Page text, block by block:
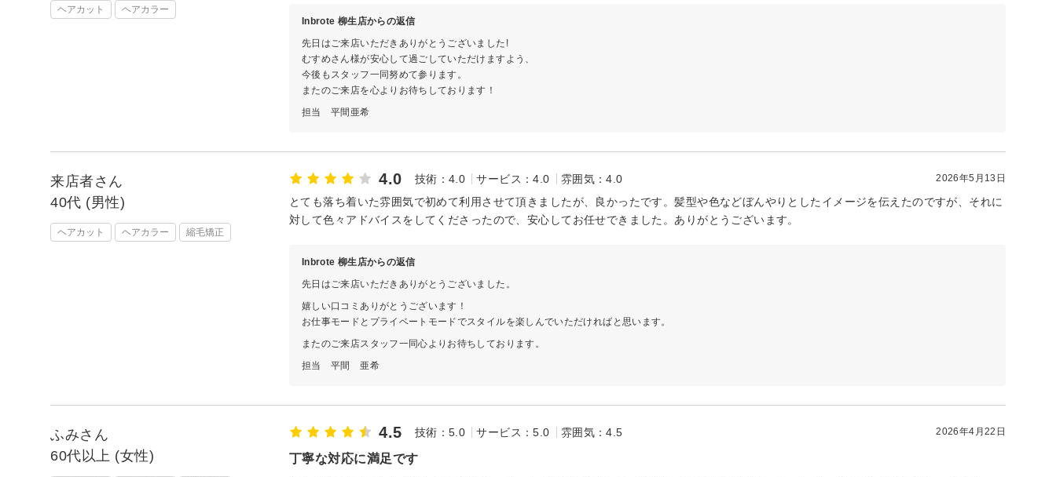
ヘアカット ヘアカラー
Inbrote 柳生店からの返信
先日はご来店いただきありがとうございました!
むすめさん様が安心して過ごしていただけますよう、
今後もスタッフ一同努めて参ります。
またのご来店を心よりお待ちしております！
担当 平間亜希
来店者さん
40代 (男性)
ヘアカット ヘアカラー 縮毛矯正
4.0 技術：4.0 サービス：4.0 雰囲気：4.0 2026年5月13日
とても落ち着いた雰囲気で初めて利用させて頂きましたが、良かったです。髪型や色などぼんやりとしたイメージを伝えたのですが、それに
対して色々アドバイスをしてくださったので、安心してお任せできました。ありがとうございます。
Inbrote 柳生店からの返信
先日はご来店いただきありがとうございました。
嬉しい口コミありがとうございます！
お仕事モードとプライベートモードでスタイルを楽しんでいただければと思います。
またのご来店スタッフ一同心よりお待ちしております。
担当 平間 亜希
ふみさん
60代以上 (女性)
4.5 技術：5.0 サービス：5.0 雰囲気：4.5 2026年4月22日
丁寧な対応に満足です